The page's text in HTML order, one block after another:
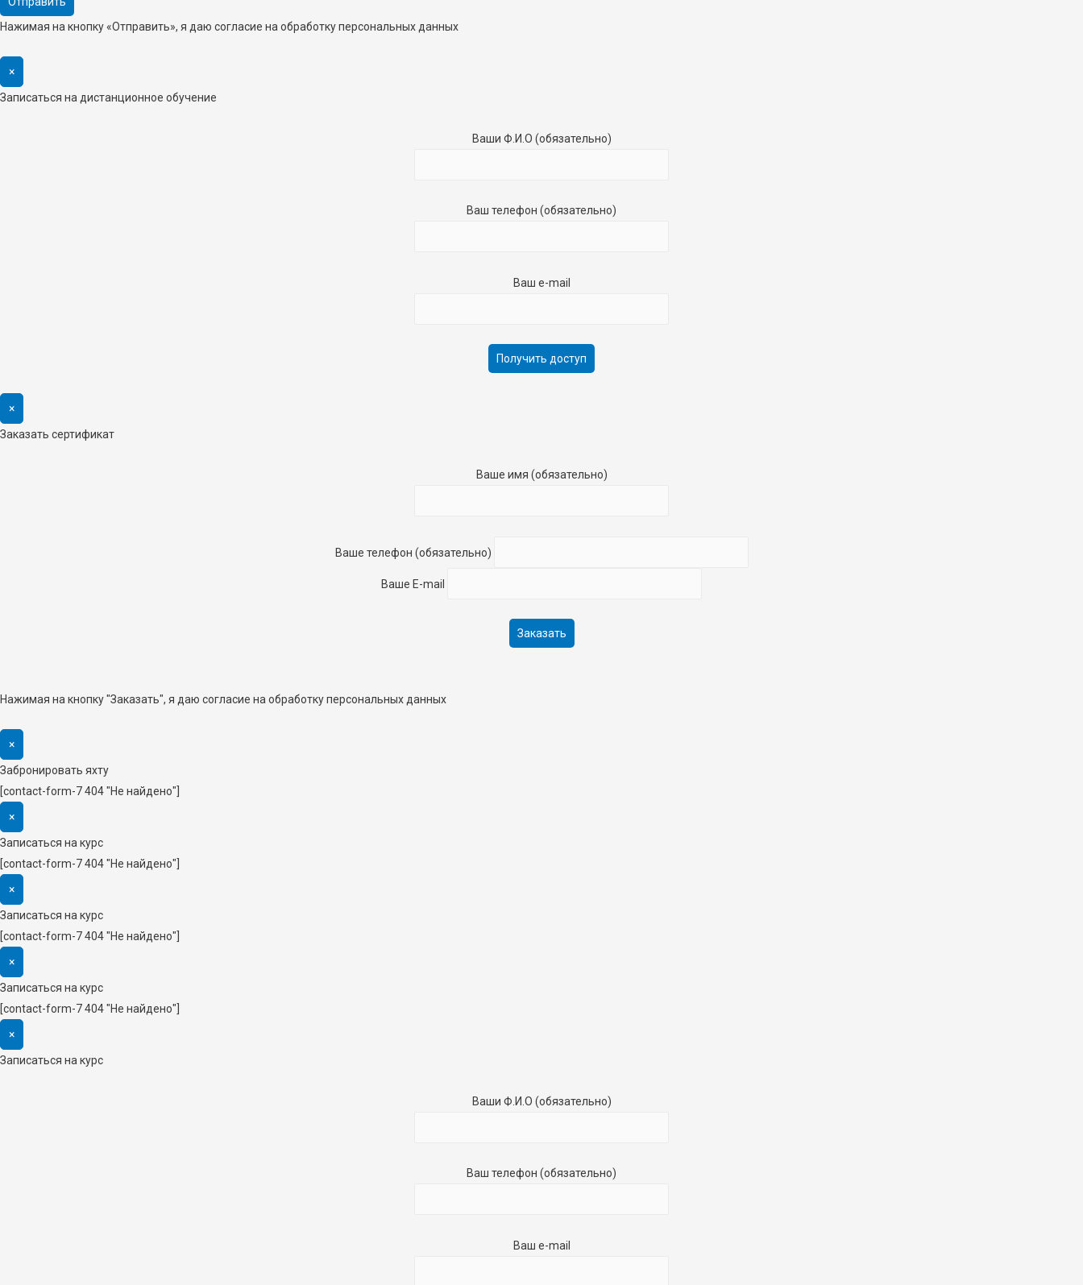
Нажимая на кнопку «Отправить», я даю согласие на обработку персональных данных
×
Записаться на дистанционное обучение
Ваши Ф.И.О (обязательно)
Ваш телефон (обязательно)
Ваш e-mail
×
Заказать сертификат
Ваше имя (обязательно)
Ваше телефон (обязательно)
Ваше E-mail
Нажимая на кнопку "Заказать", я даю согласие на обработку персональных данных
×
Забронировать яхту
[contact-form-7 404 "Не найдено"]
×
Записаться на курс
[contact-form-7 404 "Не найдено"]
×
Записаться на курс
[contact-form-7 404 "Не найдено"]
×
Записаться на курс
[contact-form-7 404 "Не найдено"]
×
Записаться на курс
Ваши Ф.И.О (обязательно)
Ваш телефон (обязательно)
Ваш e-mail